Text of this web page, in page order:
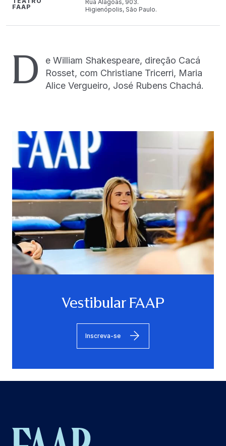
FAAP
Rua Alagoas, 903.
Higienópolis, São Paulo.
D
e William Shakespeare, direção Cacá
Rosset, com Christiane Tricerri, Maria
Alice Vergueiro, José Rubens Chachá.
Vestibular FAAP
Inscreva-se